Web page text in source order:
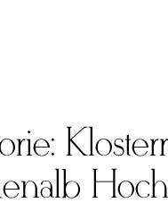
FOTO
VIDEO